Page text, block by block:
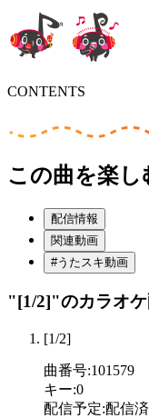
CONTENTS
この曲を楽し
配信情報
関連動画
#うたスキ動画
"[1/2]"のカラオ
[1/2]
曲番号:101579
キー:0
配信予定:配信